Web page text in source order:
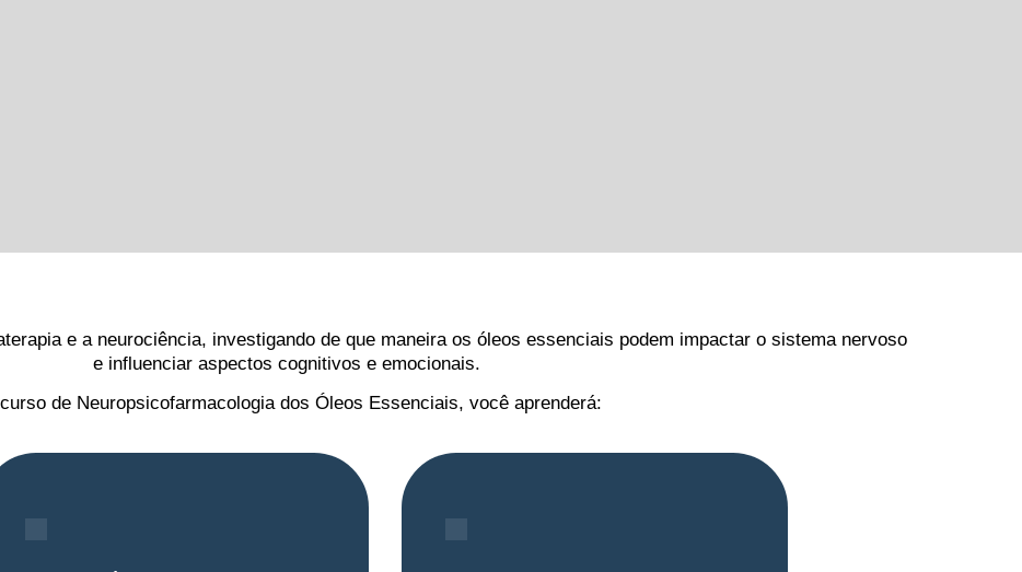
e a neurociência, investigando de que maneira os óleos essenciais podem impactar o sistema nervoso
e influenciar aspectos cognitivos e emocionais.
de Neuropsicofarmacologia dos Óleos Essenciais, você aprenderá: